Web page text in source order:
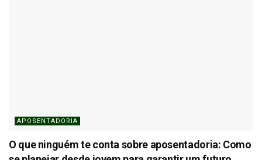
APOSENTADORIA
O que ninguém te conta sobre aposentadoria: Como